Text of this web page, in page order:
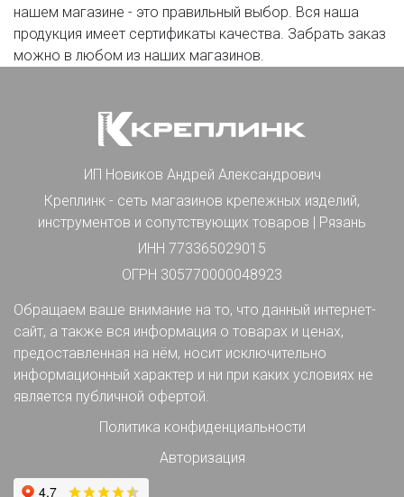
нашем магазине - это правильный выбор. Вся наша
продукция имеет сертификаты качества. Забрать заказ
можно в любом из наших магазинов.
ИП Новиков Андрей Александрович
Креплинк - сеть магазинов крепежных изделий,
инструментов и сопутствующих товаров | Рязань
ИНН 773365029015
ОГРН 305770000048923
Обращаем ваше внимание на то, что данный интернет-
сайт, а также вся информация о товарах и ценах,
предоставленная на нём, носит исключительно
информационный характер и ни при каких условиях не
является публичной офертой.
Политика конфиденциальности
Авторизация